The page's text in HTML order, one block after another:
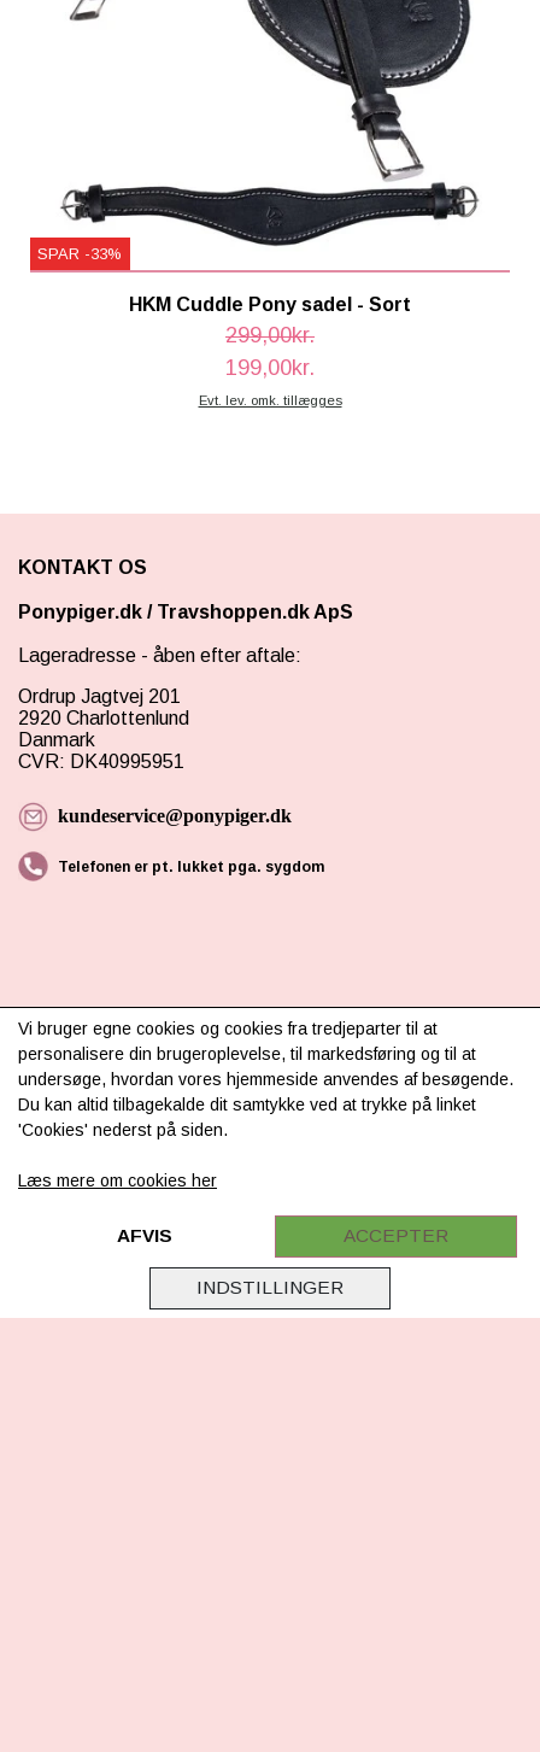
SPAR -33%
HKM Cuddle Pony sadel - Sort
299,00kr.
199,00kr.
Evt. lev. omk. tillægges
KONTAKT OS
Ponypiger.dk / Travshoppen.dk ApS
Lageradresse - åben efter aftale:
Ordrup Jagtvej 201
2920 Charlottenlund
Danmark
CVR: DK40995951
kundeservice@ponypiger.dk
Telefonen er pt. lukket pga. sygdom
INFORMATION
Om os
Levering & betaling
FAQ
Virksomhedsoplysninger
Vi bruger egne cookies og cookies fra tredjeparter til at
personalisere din brugeroplevelse, til markedsføring og til at
undersøge, hvordan vores hjemmeside anvendes af besøgende.
Du kan altid tilbagekalde dit samtykke ved at trykke på linket
'Cookies' nederst på siden.
Læs mere om cookies her
INDSTILLINGER
AFVIS ACCEPTER